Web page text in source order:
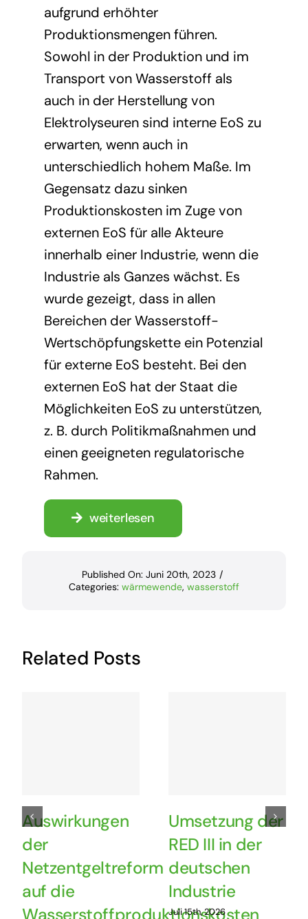
aufgrund erhöhter
Produktionsmengen führen.
Sowohl in der Produktion und im
Transport von Wasserstoff als
auch in der Herstellung von
Elektrolyseuren sind interne EoS zu
erwarten, wenn auch in
unterschiedlich hohem Maße. Im
Gegensatz dazu sinken
Produktionskosten im Zuge von
externen EoS für alle Akteure
innerhalb einer Industrie, wenn die
Industrie als Ganzes wächst. Es
wurde gezeigt, dass in allen
Bereichen der Wasserstoff-
Wertschöpfungskette ein Potenzial
für externe EoS besteht. Bei den
externen EoS hat der Staat die
Möglichkeiten EoS zu unterstützen,
z. B. durch Politikmaßnahmen und
einen geeigneten regulatorische
Rahmen.
weiterlesen
Published On: Juni 20th, 2023 /
Categories: wärmewende, wasserstoff
Related Posts
Auswirkungen
der
Netzentgeltreform
auf die
Umsetzung der
RED III in der
deutschen
Industrie
Juli 15th, 2026